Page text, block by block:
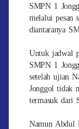
SMPN 1
melalui pesan
diantaranya
Untuk jadwal
SMPN 1
setelah ujian
Jonggol tidak
termasuk dari
Namun Abdul